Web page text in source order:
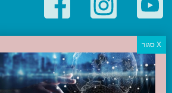
קטגוריות פופולריות
יעדים
טיולים בישראל
מלונות בוטיק בישראל